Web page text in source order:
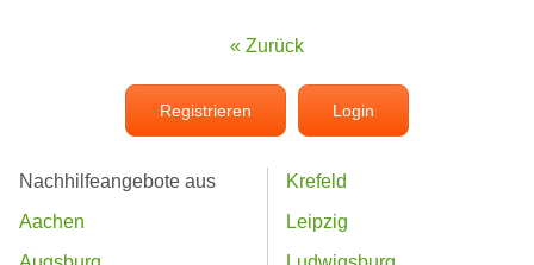
« Zurück
Registrieren Login
Nachhilfeangebote aus
Aachen
Krefeld
Leipzig